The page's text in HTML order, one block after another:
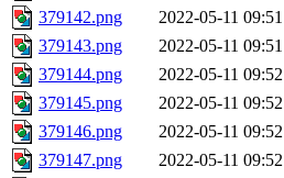
379142.png
2022-05-11 09:51
379143.png
2022-05-11 09:51
379144.png
2022-05-11 09:52
379145.png
2022-05-11 09:52
379146.png
2022-05-11 09:52
379147.png
2022-05-11 09:52